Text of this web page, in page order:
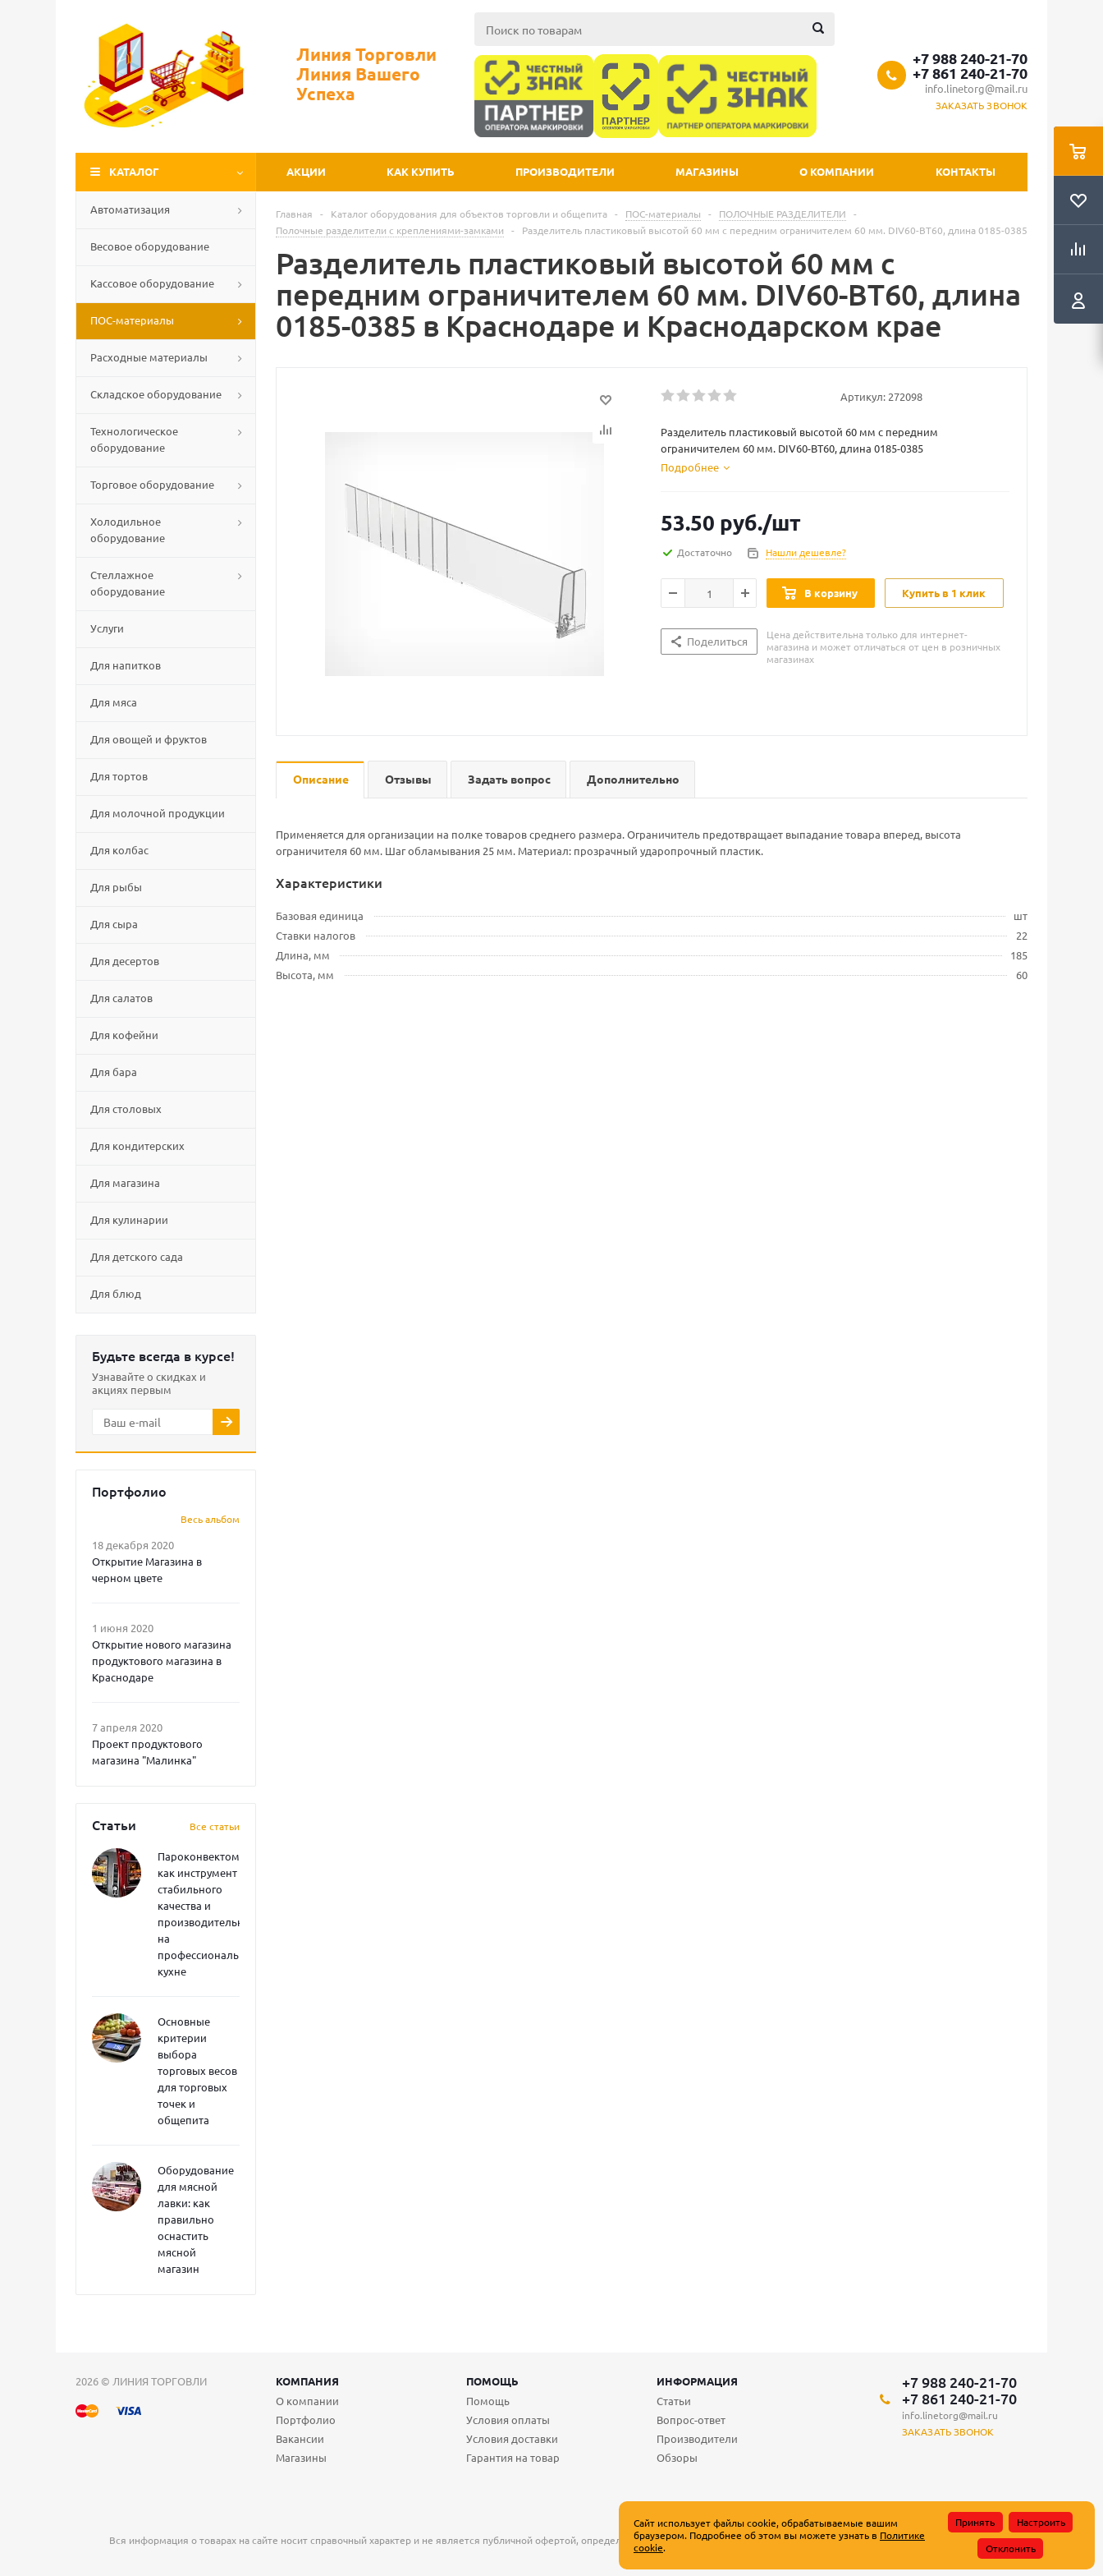
Линия Торговли
Линия Вашего
Успеха
+7 988 240-21-70
+7 861 240-21-70
info.linetorg@mail.ru
ЗАКАЗАТЬ ЗВОНОК
КАТАЛОГ АКЦИИ КАК КУПИТЬ ПРОИЗВОДИТЕЛИ МАГАЗИНЫ О КОМПАНИИ КОНТАКТЫ
Автоматизация
Весовое оборудование
Кассовое оборудование
ПОС-материалы
Расходные материалы
Складское оборудование
Технологическое
оборудование
Торговое оборудование
Холодильное
оборудование
Стеллажное
оборудование
Услуги
Для напитков
Для мяса
Для овощей и фруктов
Для тортов
Для молочной продукции
Для колбас
Для рыбы
Для сыра
Для десертов
Для салатов
Для кофейни
Для бара
Для столовых
Для кондитерских
Для магазина
Для кулинарии
Для детского сада
Для блюд
Будьте всегда в курсе!
Узнавайте о скидках и
акциях первым
Портфолио
Весь альбом
18 декабря 2020
Открытие Магазина в
черном цвете
1 июня 2020
Открытие нового магазина
продуктового магазина в
Краснодаре
7 апреля 2020
Проект продуктового
магазина "Малинка"
Статьи Все статьи
Пароконвектоматы
как инструмент
стабильного
качества и
производительности
на
профессиональной
кухне
Основные
критерии
выбора
торговых весов
для торговых
точек и
общепита
Оборудование
для мясной
лавки: как
правильно
оснастить
мясной
магазин
Главная - Каталог оборудования для объектов торговли и общепита - ПОС-материалы - ПОЛОЧНЫЕ РАЗДЕЛИТЕЛИ
-
Полочные разделители с креплениями-замками
- Разделитель пластиковый высотой 60 мм с передним ограничителем 60 мм. DIV60-BT60, длина 0185-0385
Разделитель пластиковый высотой 60 мм с
передним ограничителем 60 мм. DIV60-BT60, длина
0185-0385 в Краснодаре и Краснодарском крае
Артикул: 272098
Разделитель пластиковый высотой 60 мм с передним
ограничителем 60 мм. DIV60-BT60, длина 0185-0385
Подробнее
53.50 руб./шт
Достаточно Нашли дешевле?
В корзину Купить в 1 клик
Поделиться
Цена действительна только для интернет-
магазина и может отличаться от цен в розничных
магазинах
Описание Отзывы Задать вопрос Дополнительно
Применяется для организации на полке товаров среднего размера. Ограничитель предотвращает выпадание товара вперед, высота
ограничителя 60 мм. Шаг обламывания 25 мм. Материал: прозрачный ударопрочный пластик.
Характеристики
Базовая единица
шт
Ставки налогов
22
Длина, мм
185
Высота, мм
60
2026 © ЛИНИЯ ТОРГОВЛИ КОМПАНИЯ ПОМОЩЬ
ИНФОРМАЦИЯ
О компании
Портфолио
Вакансии
Магазины
Помощь
Условия оплаты
Условия доставки
Гарантия на товар
Статьи
Вопрос-ответ
Производители
Обзоры
+7 988 240-21-70
+7 861 240-21-70
info.linetorg@mail.ru
ЗАКАЗАТЬ ЗВОНОК
Вся информация о товарах на сайте носит справочный характер и не является публичной офертой, определяемой положениями Статьи 437 Гражданского кодекса Российской Федерации.
Сайт использует файлы cookie, обрабатываемые вашим
браузером. Подробнее об этом вы можете узнать в Политике
cookie.
Принять
Настроить
Отклонить